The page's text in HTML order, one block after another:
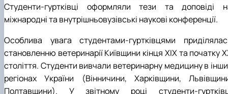
Студенти-гуртківці оформляли тези та доповіді
міжнародні та внутрішньовузівські наукові конференції.
Особлива увага студентами-гуртківцями
становленню ветеринарії Київщини кінця ХІХ та початку
століття. Студенти вивчали ветеринарну медицину в
регіонах України (Вінничини, Харківщини,
Полтавщини). У звітному році студенти-